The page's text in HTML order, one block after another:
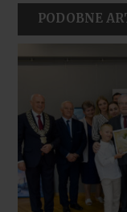
PODOBNE